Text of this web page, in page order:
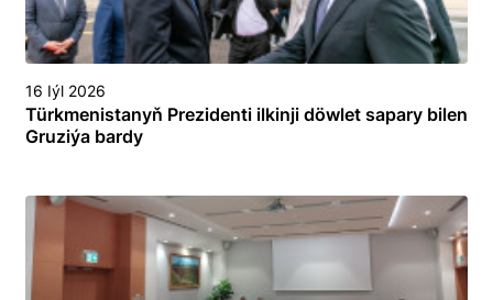
16 Iýl 2026
Türkmenistanyň Prezidenti ilkinji döwlet sapary bilen
Gruziýa bardy